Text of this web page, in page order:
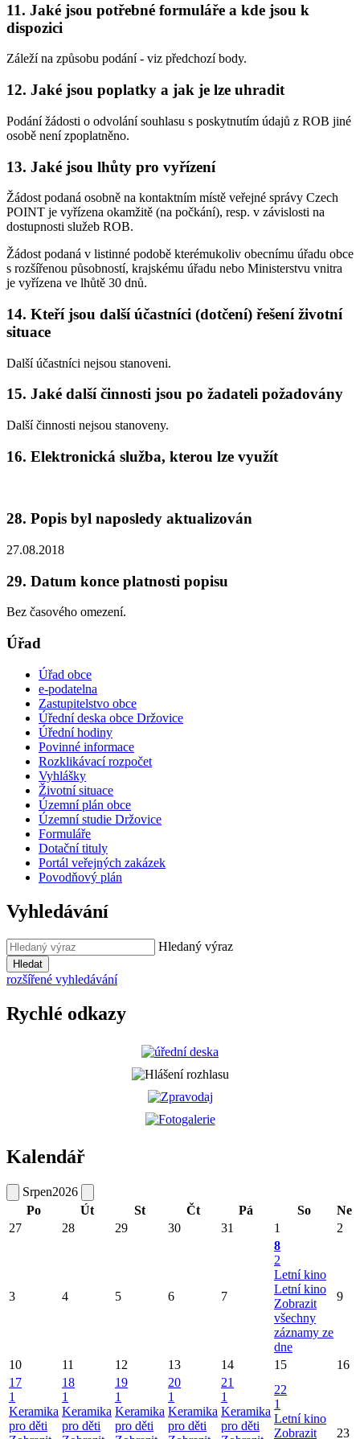
11. Jaké jsou potřebné formuláře a kde jsou k
dispozici
Záleží na způsobu podání - viz předchozí body.
12. Jaké jsou poplatky a jak je lze uhradit
Podání žádosti o odvolání souhlasu s poskytnutím údajů z ROB jiné
osobě není zpoplatněno.
13. Jaké jsou lhůty pro vyřízení
Žádost podaná osobně na kontaktním místě veřejné správy Czech
POINT je vyřízena okamžitě (na počkání), resp. v závislosti na
dostupnosti služeb ROB.
Žádost podaná v listinné podobě kterémukoliv obecnímu úřadu obce
s rozšířenou působností, krajskému úřadu nebo Ministerstvu vnitra
je vyřízena ve lhůtě 30 dnů.
14. Kteří jsou další účastníci (dotčení) řešení životní
situace
Další účastníci nejsou stanoveni.
15. Jaké další činnosti jsou po žadateli požadovány
Další činnosti nejsou stanoveny.
16. Elektronická služba, kterou lze využít
28. Popis byl naposledy aktualizován
27.08.2018
29. Datum konce platnosti popisu
Bez časového omezení.
Úřad
Úřad obce
e-podatelna
Zastupitelstvo obce
Úřední deska obce Držovice
Úřední hodiny
Povinné informace
Rozklikávací rozpočet
Vyhlášky
Životní situace
Územní plán obce
Územní studie Držovice
Formuláře
Dotační tituly
Portál veřejných zakázek
Povodňový plán
Vyhledávání
Hledaný výraz
Hledat
rozšířené vyhledávání
Rychlé odkazy
Kalendář
Srpen2026
Po
Út St Čt Pá So
Ne
27
28 29 30 31 1 2
3 4 5 6 7
8
2
Letní kino
Letní kino
Zobrazit
všechny
záznamy ze
dne
9
10 11 12 13 14 15
16
17
1
Keramika
pro děti
18
1
Keramika
pro děti
19
1
Keramika
pro děti
20
1
Keramika
pro děti
21
1
Keramika
pro děti
22
1
Letní kino
Zobrazit
23